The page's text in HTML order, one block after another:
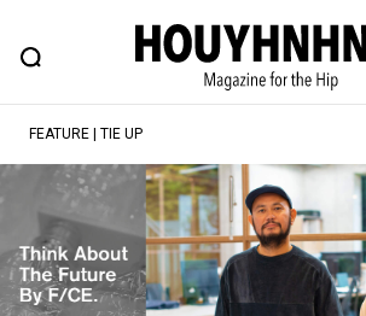
FEATURE BLOG
ヒップなファッション、カルチャー、ライフスタイ
#注目のタグ
#SHOPPING ADDICT #憧れの逸品
#ESSENTIAL DESIGNS #古着サミッ
FEATURE | TIE UP